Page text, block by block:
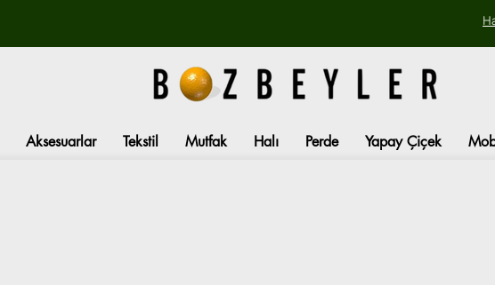
Aksesuarlar Tekstil Mutfak Halı Perde Yapay Çiçek